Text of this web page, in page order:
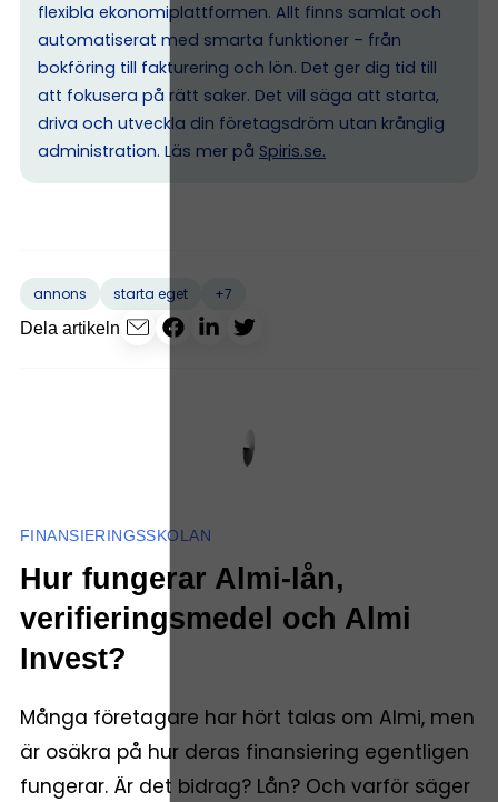
flexibla ekonomiplattformen. Allt finns samlat och
automatiserat med smarta funktioner – från
bokföring till fakturering och lön. Det ger dig tid till
att fokusera på rätt saker. Det vill säga att starta,
driva och utveckla din företagsdröm utan krånglig
administration. Läs mer på Spiris.se.
annons starta eget
+7
Dela artikeln
FINANSIERINGSSKOLAN
Hur fungerar Almi-lån,
verifieringsmedel och Almi
Invest?
Många företagare har hört talas om Almi, men
är osäkra på hur deras finansiering egentligen
fungerar. Är det bidrag? Lån? Och varför säger